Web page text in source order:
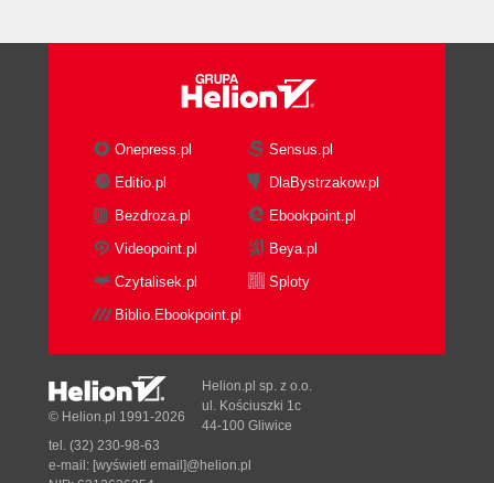
Onepress.pl
Sensus.pl
Editio.pl
DlaBystrzakow.pl
Bezdroza.pl
Ebookpoint.pl
Videopoint.pl
Beya.pl
Czytalisek.pl
Sploty
Biblio.Ebookpoint.pl
© Helion.pl 1991-2026
Helion.pl sp. z o.o.
ul. Kościuszki 1c
44-100 Gliwice
tel. (32) 230-98-63
e-mail: [wyświetl email]@helion.pl